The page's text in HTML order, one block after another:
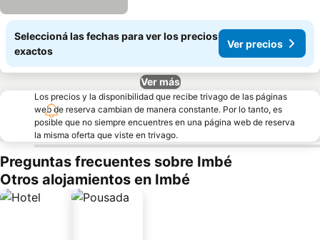
Seleccioná las fechas para ver los precios
exactos
Ver precios
Ver más
Los precios y la disponibilidad que recibe trivago de las páginas
web de reserva cambian de manera constante. Por lo tanto, es
posible que no siempre encuentres en una página web de reserva
la misma oferta que viste en trivago.
Preguntas frecuentes sobre Imbé
Otros alojamientos en Imbé